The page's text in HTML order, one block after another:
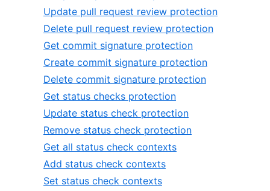
Update pull request review protection
Delete pull request review protection
Get commit signature protection
Create commit signature protection
Delete commit signature protection
Get status checks protection
Update status check protection
Remove status check protection
Get all status check contexts
Add status check contexts
Set status check contexts